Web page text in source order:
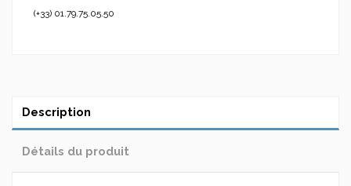
(+33) 01.79.75.05.50
Description
Détails du produit